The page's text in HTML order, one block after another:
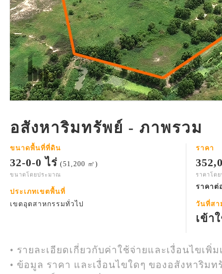
อสังหาริมทรัพย์ - ภาพรวม
ขนาดพื้นที่ที่ดิน
32-0-0 ไร่ (51,200 ㎡)
ขนาดโดยประมาณ
ประเภทเขตพื้นที่
เขตอุตสาหกรรมทั่วไป
ราคา
ราคาโด
ราคาต่
วันที่สา
เข้า
• รายละเอียดเกี่ยวกับค่าใช้จ่ายและเงื่อนไขเ
• ข้อมูล ราคา และเงื่อนไขใดๆ ของอสังหาริม